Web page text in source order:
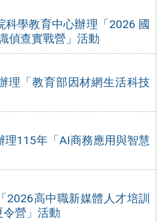
科學教育中心辦理「2026 國
偵查實戰營」活動
理「教育部因材網生活科技
理115年「AI商務應用與智慧
2026高中職新媒體人才培訓
令營」活動